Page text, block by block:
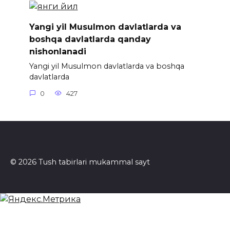
Yangi yil Musulmon davlatlarda va
boshqa davlatlarda qanday
nishonlanadi
Yangi yil Musulmon davlatlarda va boshqa
davlatlarda
0 427
© 2026 Tush tabirlari mukammal sayt